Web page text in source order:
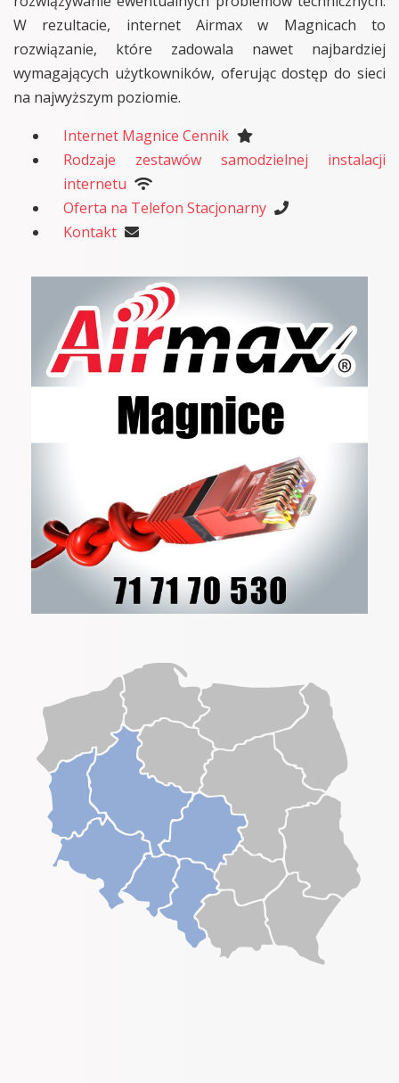
W rezultacie, internet Airmax w Magnicach to
rozwiązanie, które zadowala nawet najbardziej
wymagających użytkowników, oferując dostęp do sieci
na najwyższym poziomie.
Internet Magnice Cennik
Rodzaje zestawów samodzielnej instalacji
internetu
Oferta na Telefon Stacjonarny
Kontakt